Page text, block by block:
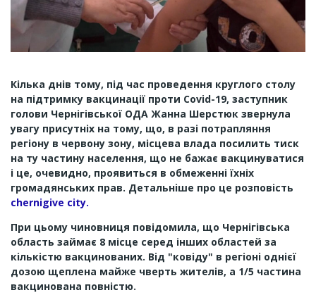
Кілька днів тому, під час проведення круглого столу
на підтримку вакцинації проти Covid-19, заступник
голови Чернігівської ОДА Жанна Шерстюк звернула
увагу присутніх на тому, що, в разі потрапляння
регіону в червону зону, місцева влада посилить тиск
на ту частину населення, що не бажає вакцинуватися
і це, очевидно, проявиться в обмеженні їхніх
громадянських прав. Детальніше про це розповість
chernigive city.
При цьому чиновниця повідомила, що Чернігівська
область займає 8 місце серед інших областей за
кількістю вакцинованих. Від "ковіду" в регіоні однієї
дозою щеплена майже чверть жителів, а 1/5 частина
вакцинована повністю.